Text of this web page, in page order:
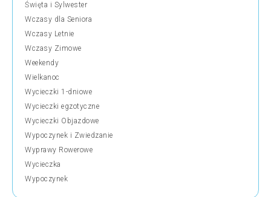
Święta i Sylwester
Wczasy dla Seniora
Wczasy Letnie
Wczasy Zimowe
Weekendy
Wielkanoc
Wycieczki 1-dniowe
Wycieczki egzotyczne
Wycieczki Objazdowe
Wypoczynek i Zwiedzanie
Wyprawy Rowerowe
Wycieczka
Wypoczynek